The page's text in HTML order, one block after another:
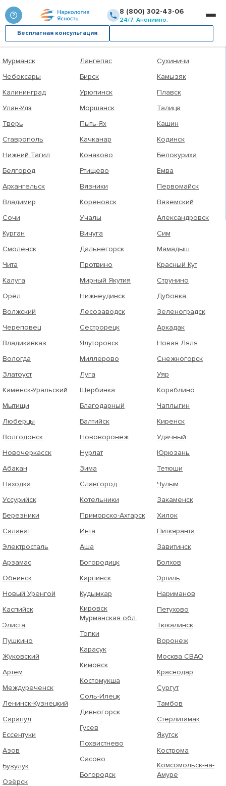
8 (800) 302-43-06
24/7. Анонимно.
Бесплатная консультация
Выберите город
Уфа
Мурманск
Чебоксары
Калининград
Улан-Удэ
Тверь
Ставрополь
Нижний Тагил
Белгород
Архангельск
Владимир
Сочи
Курган
Смоленск
Чита
Калуга
Орёл
Волжский
Череповец
Владикавказ
Вологда
Златоуст
Каменск-Уральский
Мытищи
Люберцы
Волгодонск
Новочеркасск
Абакан
Находка
Уссурийск
Березники
Салават
Электросталь
Арзамас
Обнинск
Новый Уренгой
Каспийск
Элиста
Пушкино
Жуковский
Артём
Междуреченск
Ленинск-Кузнецкий
Сарапул
Ессентуки
Азов
Бузулук
Озёрск
Пугачёв
Лангепас
Бирск
Урюпинск
Моршанск
Пыть-Ях
Качканар
Конаково
Ртищево
Вязники
Кореновск
Учалы
Вичуга
Дальнегорск
Протвино
Мирный Якутия
Нижнеудинск
Лесозаводск
Сестрорецк
Ялуторовск
Миллерово
Луга
Щербинка
Благодарный
Балтийск
Нововоронеж
Нурлат
Зима
Славгород
Котельники
Приморско-Ахтарск
Инта
Аша
Богородицк
Карпинск
Кудымкар
Кировск
Мурманская обл.
Топки
Карасук
Кимовск
Костомукша
Соль-Илецк
Дивногорск
Гусев
Похвистнево
Сасово
Богородск
Невель
Сухиничи
Камызяк
Плавск
Талица
Кашин
Кодинск
Белокуриха
Емва
Первомайск
Вяземский
Александровск
Сим
Мамадыш
Красный Кут
Струнино
Дубовка
Зеленоградск
Аркадак
Новая Ляля
Снежногорск
Уяр
Кораблино
Чаплыгин
Киренск
Удачный
Юрюзань
Тетюши
Чулым
Закаменск
Хилок
Питкяранта
Завитинск
Болхов
Эртиль
Нариманов
Петухово
Тюкалинск
Воронеж
Москва СВАО
Краснодар
Сургут
Тамбов
Стерлитамак
Якутск
Кострома
Комсомольск-на-
Амуре